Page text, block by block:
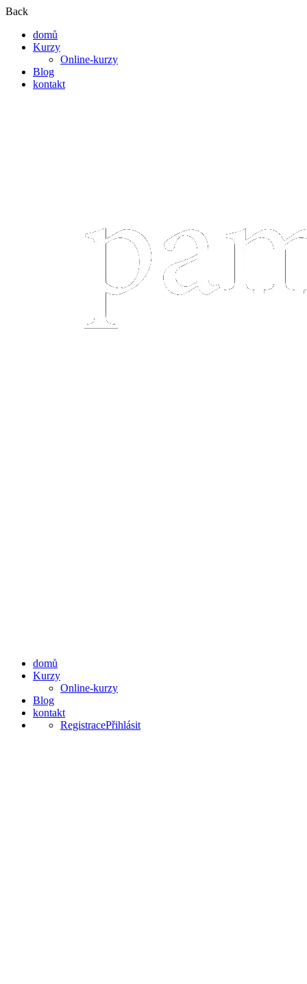
Back
domů
Kurzy
Online-kurzy
Blog
kontakt
domů
Kurzy
Online-kurzy
Blog
kontakt
RegistracePřihlásit